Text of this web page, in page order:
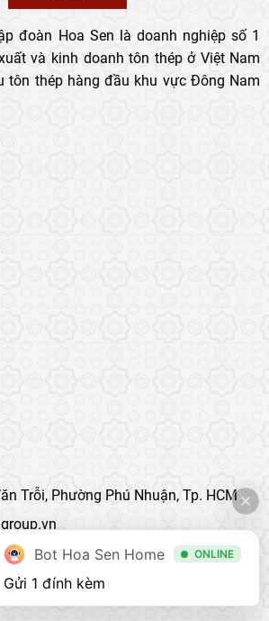
đoàn Hoa Sen là doanh nghiệp số 1
và kinh doanh tôn thép ở Việt Nam
tôn thép hàng đầu khu vực Đông Nam
Trỗi, Phường Phú Nhuận, Tp. HCM
Bot Hoa Sen Home ONLINE
Gửi 1 đính kèm